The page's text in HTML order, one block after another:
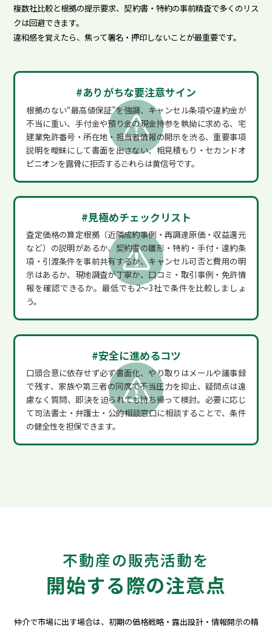
複数社比較と根拠の提示要求、契約書・特約の事前精査で多くのリス
クは回避できます。
違和感を覚えたら、焦って署名・押印しないことが最重要です。
#ありがちな要注意サイン
根拠のない“最高値保証”を強調、キャンセル条項や違約金が
不当に重い、手付金や預り金の現金持参を執拗に求める、宅
建業免許番号・所在地・担当者情報の開示を渋る、重要事項
説明を曖昧にして書面を出さない、相見積もり・セカンドオ
ピニオンを露骨に拒否する――これらは黄信号です。
#見極めチェックリスト
査定価格の算定根拠（近隣成約事例・再調達原価・収益還元
など）の説明があるか、契約書の雛形・特約・手付・違約条
項・引渡条件を事前共有するか、キャンセル可否と費用の明
示はあるか、現地調査が丁寧か、口コミ・取引事例・免許情
報を確認できるか。最低でも2～3社で条件を比較しましょ
う。
#安全に進めるコツ
口頭合意に依存せず必ず書面化、やり取りはメールや議事録
で残す、家族や第三者の同席で不当圧力を抑止、疑問点は遠
慮なく質問、即決を迫られても持ち帰って検討。必要に応じ
て司法書士・弁護士・公的相談窓口に相談することで、条件
の健全性を担保できます。
不動産の販売活動を
開始する際の注意点
仲介で市場に出す場合は、初期の価格戦略・露出設計・情報開示の精